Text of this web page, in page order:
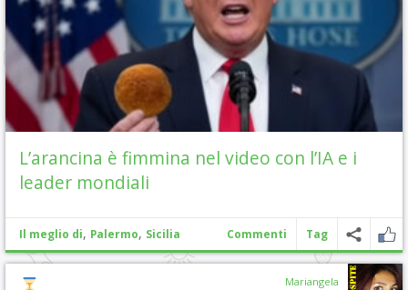
L’arancina è fimmina nel video con l’IA e i
leader mondiali
Il meglio di, Palermo, Sicilia Commenti Tag
Mariangela